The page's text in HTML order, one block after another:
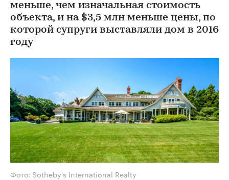
меньше, чем изначальная стоимость
объекта, и на $3,5 млн меньше цены, по
которой супруги выставляли дом в 2016
году
Фото: Sotheby's International Realty